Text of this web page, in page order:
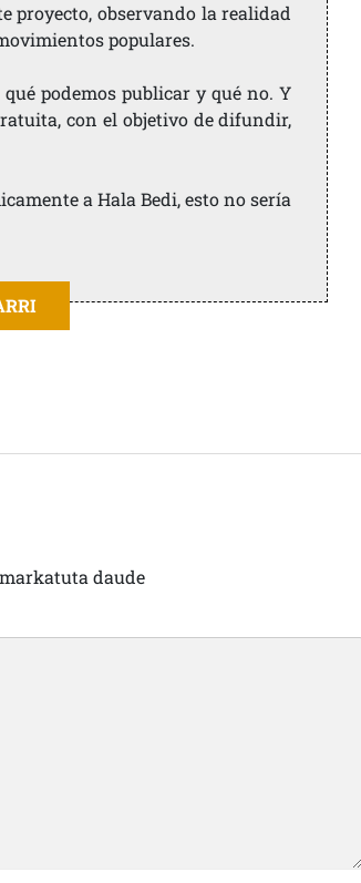
proyecto, observando la realidad
populares.
podemos publicar y qué no. Y
con el objetivo de difundir,
a Hala Bedi, esto no sería
markatuta daude